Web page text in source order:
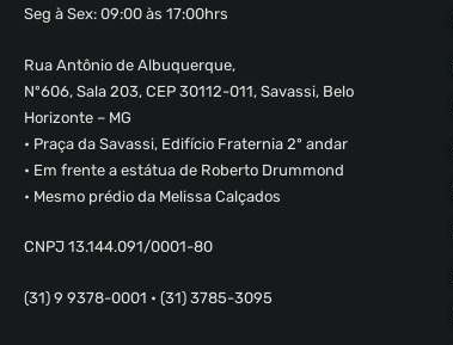
Seg à Sex: 09:00 às 17:00hrs
Rua Antônio de Albuquerque,
Nº606, Sala 203, CEP 30112-011, Savassi, Belo
Horizonte – MG
• Praça da Savassi, Edifício Fraternia 2º andar
• Em frente a estátua de Roberto Drummond
• Mesmo prédio da Melissa Calçados
CNPJ 13.144.091/0001-80
(31) 9 9378-0001 • (31) 3785-3095